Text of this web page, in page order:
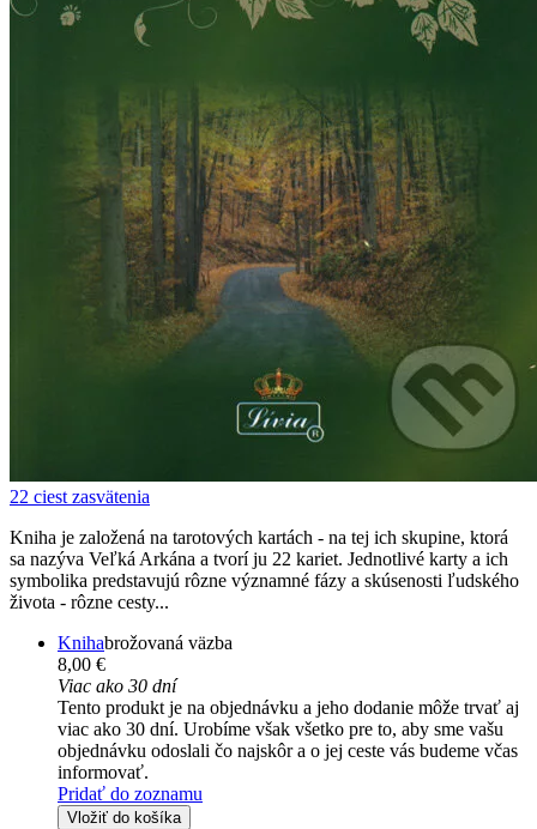
22 ciest zasvätenia
Kniha je založená na tarotových kartách - na tej ich skupine, ktorá
sa nazýva Veľká Arkána a tvorí ju 22 kariet. Jednotlivé karty a ich
symbolika predstavujú rôzne významné fázy a skúsenosti ľudského
života - rôzne cesty...
Knihabrožovaná väzba
8,00 €
Viac ako 30 dní
Tento produkt je na objednávku a jeho dodanie môže trvať aj
viac ako 30 dní. Urobíme však všetko pre to, aby sme vašu
objednávku odoslali čo najskôr a o jej ceste vás budeme včas
informovať.
Pridať do zoznamu
Vložiť do košíka